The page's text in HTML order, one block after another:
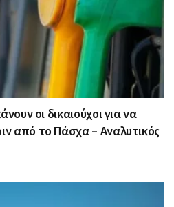
οι δικαιούχοι για να
από το Πάσχα – Αναλυτικός